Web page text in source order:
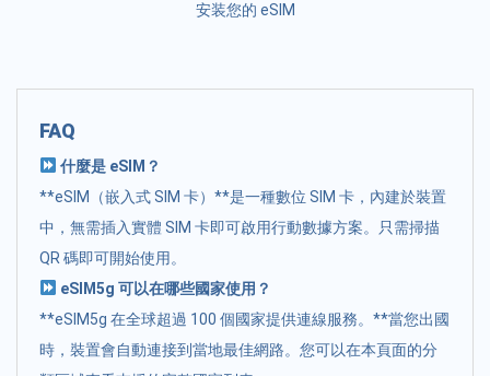
安装您的 eSIM
FAQ
什麼是 eSIM？
**eSIM（嵌入式 SIM 卡）**是一種數位 SIM 卡，內建於裝置
中，無需插入實體 SIM 卡即可啟用行動數據方案。只需掃描
QR 碼即可開始使用。
eSIM5g 可以在哪些國家使用？
**eSIM5g 在全球超過 100 個國家提供連線服務。**當您出國
時，裝置會自動連接到當地最佳網路。您可以在本頁面的分